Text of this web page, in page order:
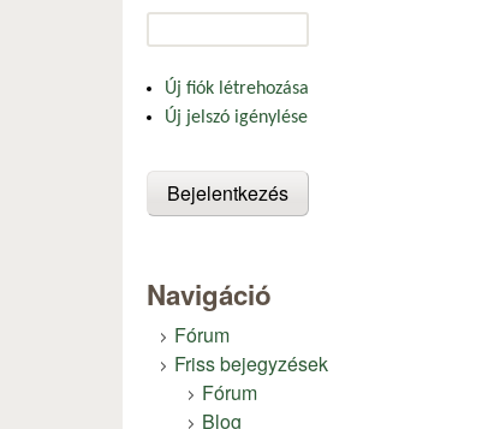
Új fiók létrehozása
Új jelszó igénylése
Navigáció
Fórum
Friss bejegyzések
Fórum
Blog